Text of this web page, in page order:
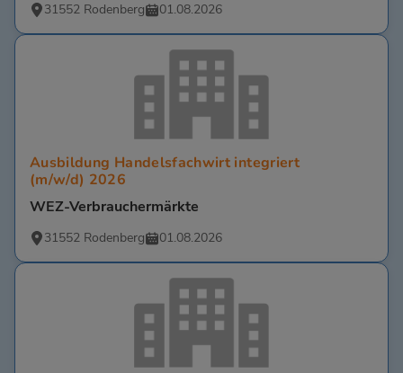
31552 Rodenberg 01.08.2026
Ausbildung Handelsfachwirt integriert
(m/w/d) 2026
WEZ-Verbrauchermärkte
31552 Rodenberg 01.08.2026